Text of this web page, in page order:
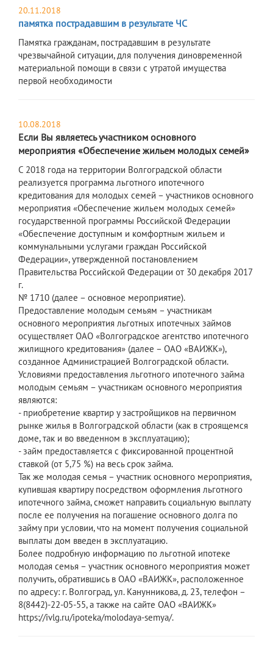
20.11.2018
памятка пострадавшим в результате ЧС
Памятка гражданам, пострадавшим в результате
чрезвычайной ситуации, для получения диновременной
материальной помощи в связи с утратой имущества
первой необходимости
10.08.2018
Если Вы являетесь участником основного
мероприятия «Обеспечение жильем молодых семей»
С 2018 года на территории Волгоградской области
реализуется программа льготного ипотечного
кредитования для молодых семей – участников основного
мероприятия «Обеспечение жильем молодых семей»
государственной программы Российской Федерации
«Обеспечение доступным и комфортным жильем и
коммунальными услугами граждан Российской
Федерации», утвержденной постановлением
Правительства Российской Федерации от 30 декабря 2017
г.
№ 1710 (далее – основное мероприятие).
Предоставление молодым семьям – участникам
основного мероприятия льготных ипотечных займов
осуществляет ОАО «Волгоградское агентство ипотечного
жилищного кредитования» (далее – ОАО «ВАИЖК»),
созданное Администрацией Волгоградской области.
Условиями предоставления льготного ипотечного займа
молодым семьям – участникам основного мероприятия
являются:
- приобретение квартир у застройщиков на первичном
рынке жилья в Волгоградской области (как в строящемся
доме, так и во введенном в эксплуатацию);
- займ предоставляется с фиксированной процентной
ставкой (от 5,75 %) на весь срок займа.
Так же молодая семья – участник основного мероприятия,
купившая квартиру посредством оформления льготного
ипотечного займа, сможет направить социальную выплату
после ее получения на погашение основного долга по
займу при условии, что на момент получения социальной
выплаты дом введен в эксплуатацию.
Более подробную информацию по льготной ипотеке
молодая семья – участник основного мероприятия может
получить, обратившись в ОАО «ВАИЖК», расположенное
по адресу: г. Волгоград, ул. Канунникова, д. 23, телефон –
8(8442)-22-05-55, а также на сайте ОАО «ВАИЖК»
https://ivlg.ru/ipoteka/molodaya-semya/.